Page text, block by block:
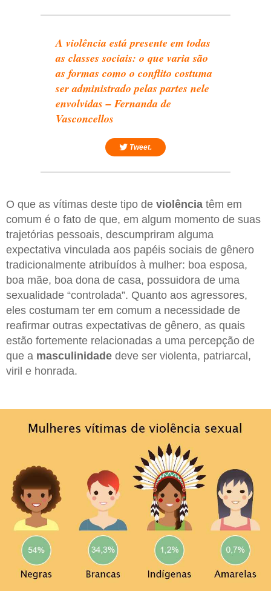
A violência está presente em todas
as classes sociais: o que varia são
as formas como o conflito costuma
ser administrado pelas partes nele
envolvidas – Fernanda de
Vasconcellos
Tweet.
O que as vítimas deste tipo de violência têm em
comum é o fato de que, em algum momento de suas
trajetórias pessoais, descumpriram alguma
expectativa vinculada aos papéis sociais de gênero
tradicionalmente atribuídos à mulher: boa esposa,
boa mãe, boa dona de casa, possuidora de uma
sexualidade “controlada”. Quanto aos agressores,
eles costumam ter em comum a necessidade de
reafirmar outras expectativas de gênero, as quais
estão fortemente relacionadas a uma percepção de
que a masculinidade deve ser violenta, patriarcal,
viril e honrada.